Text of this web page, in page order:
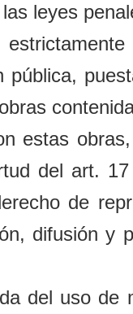
leyes
pública,
bras
estas ob
del art.
de
difusión y
del uso de